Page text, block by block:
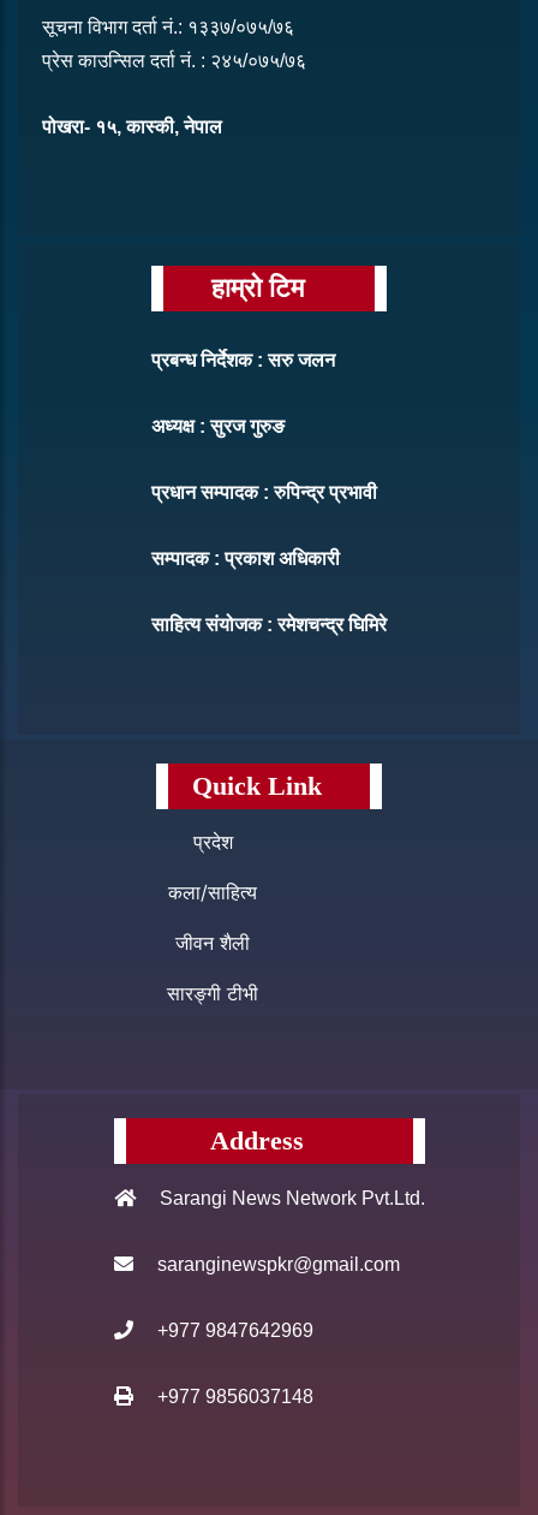
सूचना विभाग दर्ता नं.: १३३७/०७५/७६
प्रेस काउन्सिल दर्ता नं. : २४५/०७५/७६
पोखरा- १५, कास्की, नेपाल
हाम्रो टिम
प्रबन्ध निर्देशक : सरु जलन
अध्यक्ष : सुरज गुरुङ
प्रधान सम्पादक : रुपिन्द्र प्रभावी
सम्पादक : प्रकाश अधिकारी
साहित्य संयोजक : रमेशचन्द्र घिमिरे
Quick Link
प्रदेश
कला/साहित्य
जीवन शैली
सारङ्गी टीभी
Address
Sarangi News Network Pvt.Ltd.
saranginewspkr@gmail.com
+977 9847642969
+977 9856037148